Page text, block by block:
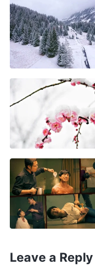
する真の愛では
忍耐力がなく、
現と働き』「辛い
しさを知ることが
言葉は私を急に
旨に沿うもので
けだということ
みと苦しみの最
を求めることで
を背負えること
い、神の証しを
ことだったから
ことができず、
Leave a Reply